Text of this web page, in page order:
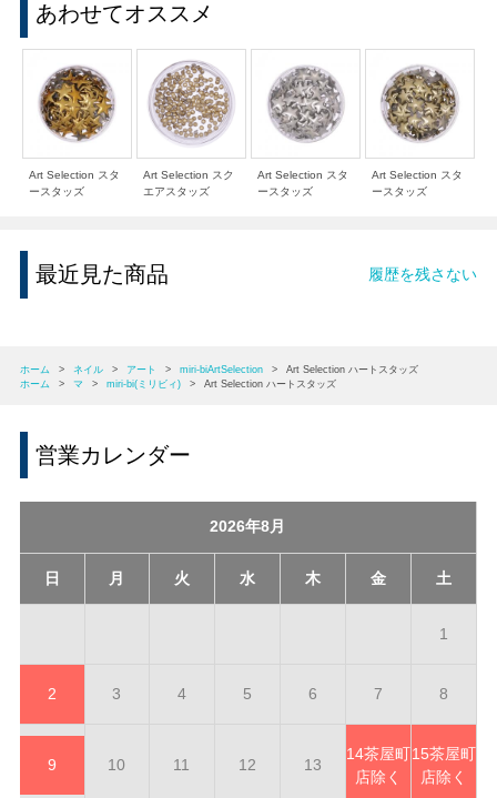
あわせてオススメ
Art Selection スタ
ースタッズ
Art Selection スク
エアスタッズ
Art Selection スタ
ースタッズ
Art Selection スタ
ースタッズ
最近見た商品 履歴を残さない
ホーム > ネイル > アート > miri-biArtSelection >
Art Selection ハートスタッズ
ホーム
> マ > miri-bi(ミリビィ) > Art Selection ハートスタッズ
営業カレンダー
2026年8月
日 月 火 水 木 金 土
1
2 3 4 5 6 7 8
9 10 11 12 13
14茶屋町
店除く
15茶屋町
店除く